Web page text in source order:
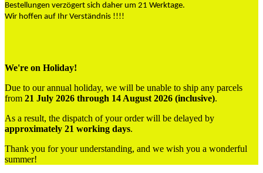
Bestellungen verzögert sich daher um 21 Werktage.
Wir hoffen auf Ihr Verständnis !!!!
We're on Holiday!
Due to our annual holiday, we will be unable to ship any parcels
from 21 July 2026 through 14 August 2026 (inclusive).
As a result, the dispatch of your order will be delayed by
approximately 21 working days.
Thank you for your understanding, and we wish you a wonderful
summer!